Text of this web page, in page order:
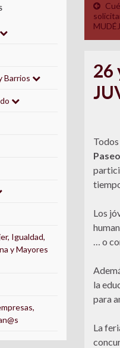
26
Los
… o
la
para
La
Barrios
Igualdad,
y Mayores